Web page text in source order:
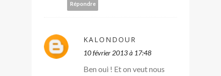
Répondre
KALONDOUR
10 février 2013 à 17:48
Ben oui ! Et on veut nous